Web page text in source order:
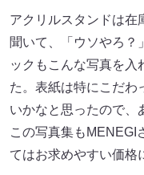
アクリルスタンドは在
聞いて、「ウソやろ？
ックもこんな写真を入
た。表紙は特にこだわ
いかなと思ったので、
この写真集もMENEGI
てはお求めやすい価格